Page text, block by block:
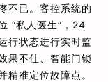
不已。客控系统的
“私人医生”，24
行状态进行实时监
果不佳、智能门锁
精准定位故障点。